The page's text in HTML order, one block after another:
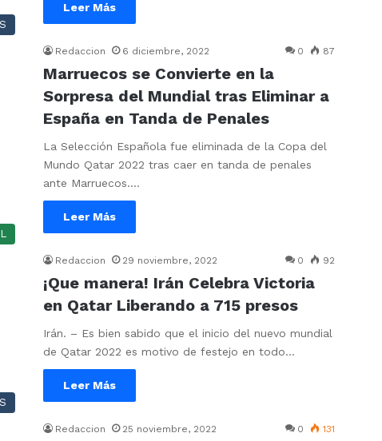
Leer Más
Redaccion 6 diciembre, 2022 0 87
Marruecos se Convierte en la
Sorpresa del Mundial tras Eliminar a
España en Tanda de Penales
La Selección Española fue eliminada de la Copa del
Mundo Qatar 2022 tras caer en tanda de penales
ante Marruecos.…
Leer Más
Redaccion 29 noviembre, 2022 0 92
¡Que manera! Irán Celebra Victoria
en Qatar Liberando a 715 presos
Irán. – Es bien sabido que el inicio del nuevo mundial
de Qatar 2022 es motivo de festejo en todo…
Leer Más
Redaccion 25 noviembre, 2022 0 131